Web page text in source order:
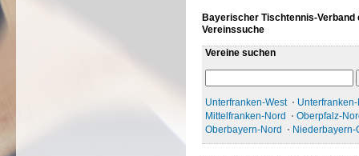
Bayerischer Tischtennis-Verband
Vereinssuche
Vereine suchen
Unterfranken-West
Mittelfranken-Nord
Oberpfalz-
Oberbayern-Nord
Niederbayern-